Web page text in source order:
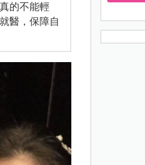
的不能輕
醫，保障自